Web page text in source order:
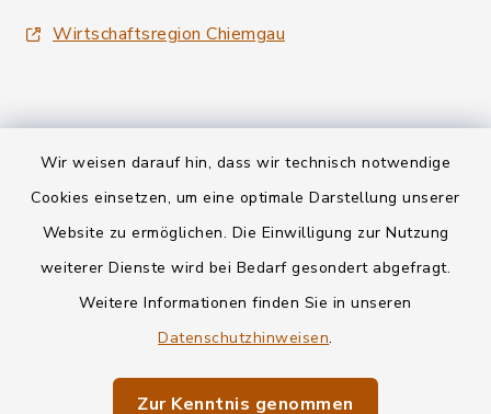
Wir weisen darauf hin, dass wir technisch notwendige
Cookies einsetzen, um eine optimale Darstellung unserer
Website zu ermöglichen. Die Einwilligung zur Nutzung
weiterer Dienste wird bei Bedarf gesondert abgefragt.
Weitere Informationen finden Sie in unseren
Datenschutzhinweisen.
Zur Kenntnis genommen
Wirtschaftsregion Chiemgau
Kontakt
Informationspflichten